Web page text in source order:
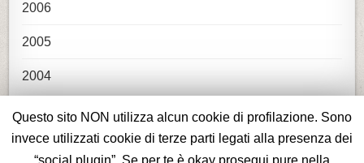
2006
2005
2004
Questo sito NON utilizza alcun cookie di profilazione. Sono
invece utilizzati cookie di terze parti legati alla presenza dei
“social plugin”. Se per te è okay prosegui pure nella